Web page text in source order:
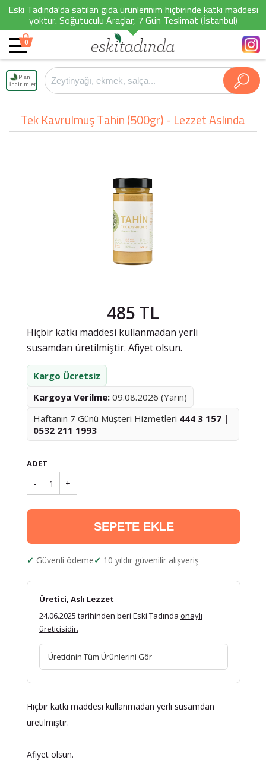
Eski Tadında'da satılan gıda ürünlerinim hiçbirinde katkı maddesi
yoktur. Soğutuculu Araçlar, 7 Gün Teslimat (İstanbul)
0
Planlı
İndirimler
Tek Kavrulmuş Tahin (500gr) - Lezzet Aslında
485 TL
Hiçbir katkı maddesi kullanmadan yerli
susamdan üretilmiştir. Afiyet olsun.
Kargo Ücretsiz
Kargoya Verilme: 09.08.2026 (Yarın)
Haftanın 7 Günü Müşteri Hizmetleri 444 3 157 |
0532 211 1993
ADET
- 1 +
SEPETE EKLE
Güvenli ödeme 10 yıldır güvenilir alışveriş
Üretici, Aslı Lezzet
24.06.2025 tarihinden beri Eski Tadında onaylı
üreticisidir.
Üreticinin Tüm Ürünlerini Gör
Hiçbir katkı maddesi kullanmadan yerli susamdan
üretilmiştir.
Afiyet olsun.